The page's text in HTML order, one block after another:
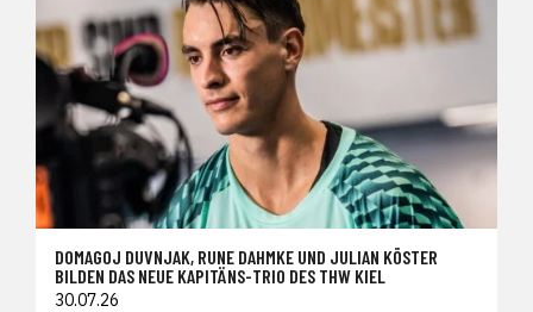
DOMAGOJ DUVNJAK, RUNE DAHMKE UND JULIAN KÖSTER
BILDEN DAS NEUE KAPITÄNS-TRIO DES THW KIEL
30.07.26